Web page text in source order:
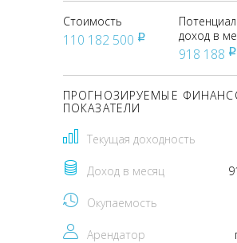
Стоимость
110 182 500 pуб
доход в
918 188
ПРОГНОЗИРУЕМЫЕ
ПОКАЗАТЕЛИ
Текущая доходность
Доход в месяц
Окупаемость
Арендатор